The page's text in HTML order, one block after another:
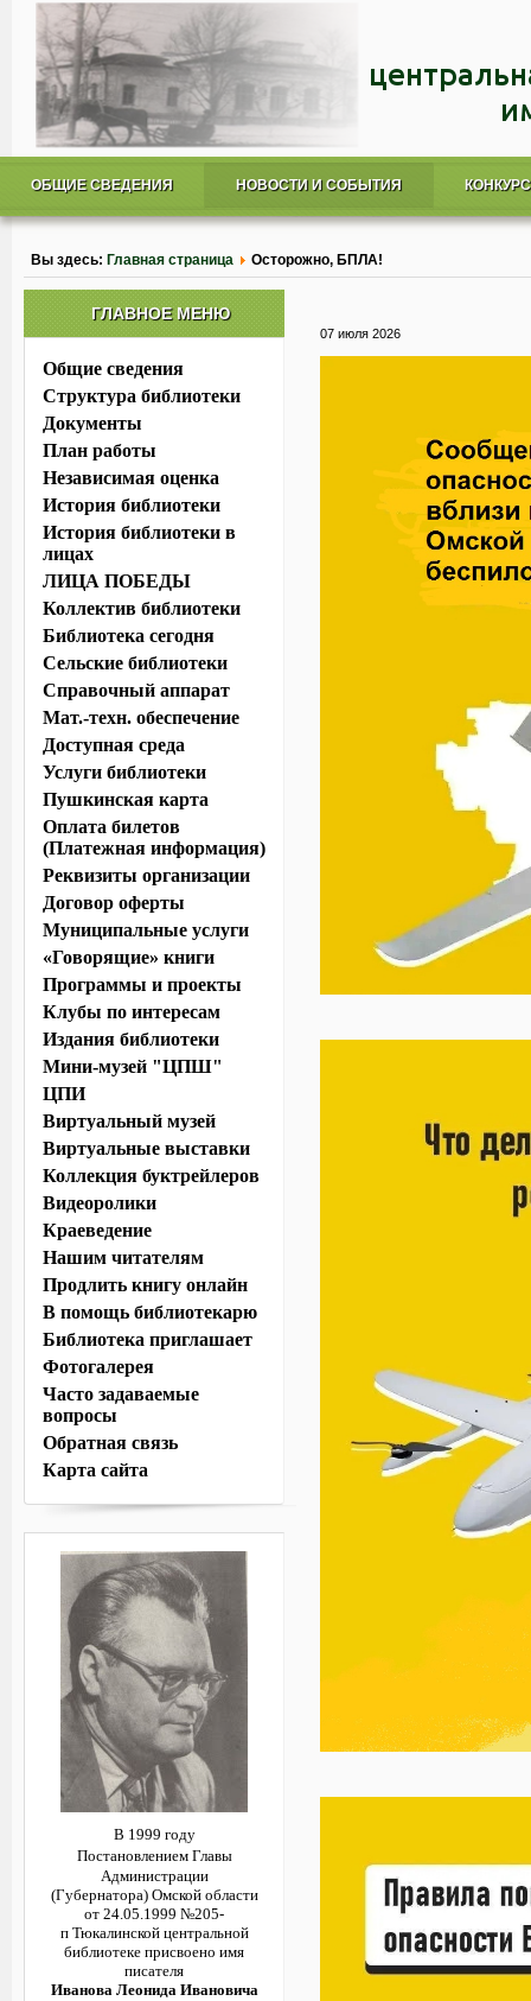
ОБЩИЕ СВЕДЕНИЯ НОВОСТИ И СОБЫТИЯ
Вы здесь: Главная страница Осторожно, БПЛА!
07 июля 2026
ГЛАВНОЕ МЕНЮ
Общие сведения
Структура библиотеки
Документы
План работы
Независимая оценка
История библиотеки
История библиотеки в
лицах
ЛИЦА ПОБЕДЫ
Коллектив библиотеки
Библиотека сегодня
Сельские библиотеки
Справочный аппарат
Мат.-техн. обеспечение
Доступная среда
Услуги библиотеки
Пушкинская карта
Оплата билетов
(Платежная информация)
Реквизиты организации
Договор оферты
Муниципальные услуги
«Говорящие» книги
Программы и проекты
Клубы по интересам
Издания библиотеки
Мини-музей "ЦПШ"
ЦПИ
Виртуальный музей
Виртуальные выставки
Коллекция буктрейлеров
Видеоролики
Краеведение
Нашим читателям
Продлить книгу онлайн
В помощь библиотекарю
Библиотека приглашает
Фотогалерея
Часто задаваемые
вопросы
Обратная связь
Карта сайта
В 1999 году
Постановлением Главы
Администрации
(Губернатора) Омской области
от 24.05.1999 №205-
п Тюкалинской центральной
библиотеке присвоено имя
писателя
Иванова Леонида Ивановича